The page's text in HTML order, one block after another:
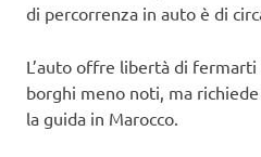
di percorrenza in auto è di
L’auto offre libertà di
borghi meno noti, ma
la guida in Marocco.